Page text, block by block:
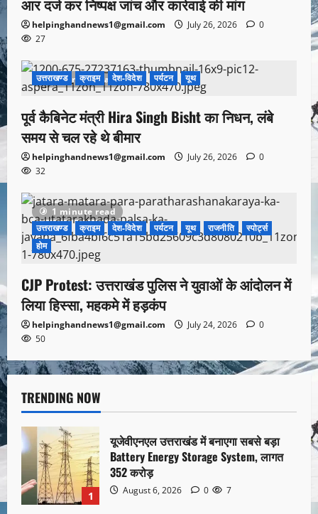
helpinghandnews1@gmail.com July 26, 2026
0
27
1 minute read
उत्तराखण्ड क्राइम देश-विदेश पर्यटन यूथ
पूर्व कैबिनेट मंत्री Hira Singh Bisht का निधन, लंबे
समय से चल रहे थे बीमार
helpinghandnews1@gmail.com July 26, 2026
0
32
1 minute read
उत्तराखण्ड
क्राइम देश-विदेश पर्यटन यूथ राजनीति
स्पोर्ट्स
होम
CJP Protest: उत्तराखंड पुलिस ने युवाओं के आंदोलन में
लिया हिस्सा, महकमे में हड़कंप
helpinghandnews1@gmail.com July 24, 2026
0
50
TRENDING NOW
1
यूजेवीएनएल उत्तराखंड में बनाएगा सबसे बड़ा
Battery Energy Storage System, लागत
352 करोड़
August 6, 2026 0 7